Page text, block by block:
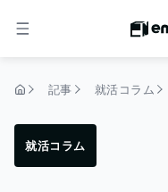
メニュー
記事 就活コラム
就活コラム